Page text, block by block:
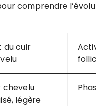
comprendre
du cuir
chevelu
légère